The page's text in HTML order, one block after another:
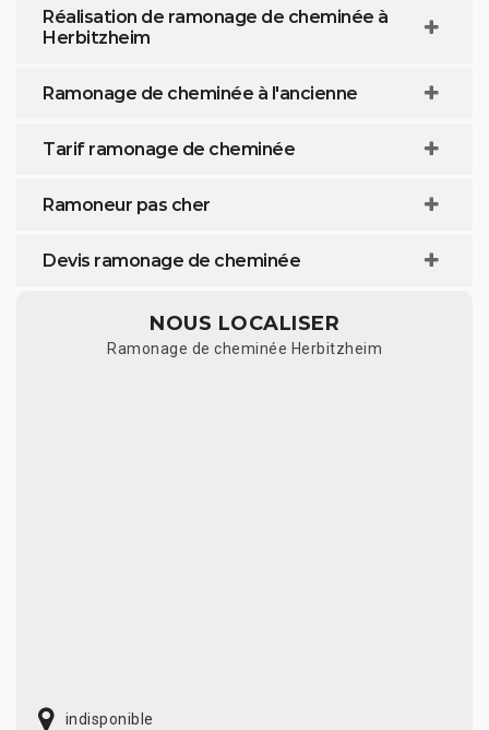
Réalisation de ramonage de cheminée à
Herbitzheim
Ramonage de cheminée à l'ancienne
Tarif ramonage de cheminée
Ramoneur pas cher
Devis ramonage de cheminée
NOUS LOCALISER
Ramonage de cheminée Herbitzheim
indisponible